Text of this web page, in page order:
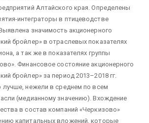
Алтайского края. Определены
интеграторы в птицеводстве
значимость акционерного
бройлер» в отраслевых показателях
а так же в показателях группы
Финансовое состояние акционерного
бройлер» за период 2013–2018 гг.
лучше, нежели в среднем по всем
(медианному значению). Вхождение
в состав компаний «Черкизово»
капитальных вложений, которые